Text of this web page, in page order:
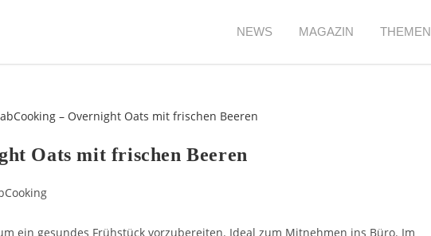
NEWS MAGAZIN THEMEN
Oats mit frischen Beeren
ein gesundes Frühstück vorzubereiten. Ideal zum Mitnehmen ins Büro. Im